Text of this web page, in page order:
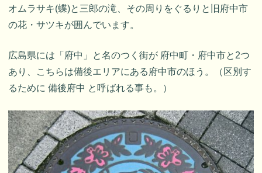
オムラサキ(蝶)と三郎の滝、その周りをぐるりと旧府中市
の花・サツキが囲んでいます。
広島県には「府中」と名のつく街が 府中町・府中市と2つ
あり、こちらは備後エリアにある府中市のほう。（区別す
るために 備後府中 と呼ばれる事も。）